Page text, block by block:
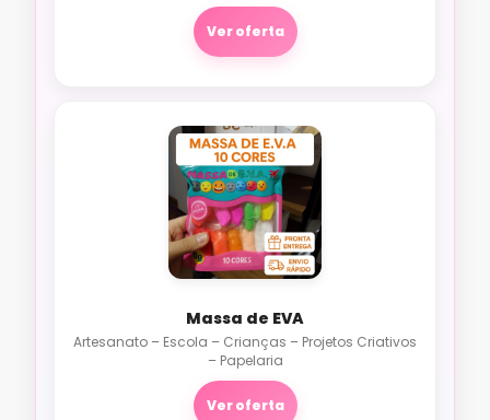
Ver oferta
Massa de EVA
Artesanato – Escola – Crianças – Projetos Criativos
– Papelaria
Ver oferta